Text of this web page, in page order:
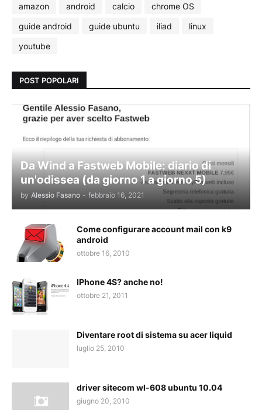
amazon android calcio
chrome OS
guide android
guide ubuntu iliad
linux
youtube
POST POPOLARI
Da Wind a Fastweb Mobile: diario di
un'odissea (da giorno 1 a giorno 5)
by Alessio Fasano - febbraio 16, 2021
Come configurare account mail con k9
android
ottobre 16, 2010
IPhone 4S? anche no!
ottobre 21, 2011
Diventare root di sistema su acer liquid
luglio 25, 2010
driver sitecom wl-608 ubuntu 10.04
giugno 20, 2010